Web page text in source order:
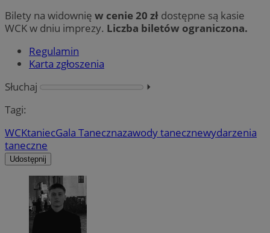
Bilety na widownię w cenie 20 zł dostępne są kasie
WCK w dniu imprezy. Liczba biletów ograniczona.
Regulamin
Karta zgłoszenia
Słuchaj
⏵︎
Tagi:
WCKtaniecGala Tanecznazawody tanecznewydarzenia
taneczne
Udostępnij